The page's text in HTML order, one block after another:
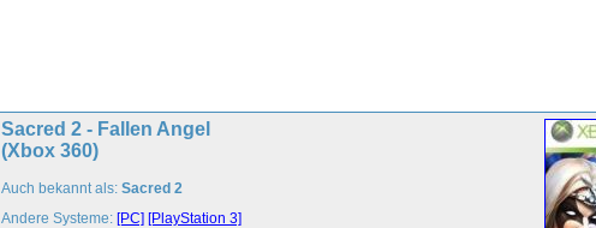
Sacred 2 - Fallen Angel
(Xbox 360)
Auch bekannt als: Sacred 2
Andere Systeme: [PC] [PlayStation 3]